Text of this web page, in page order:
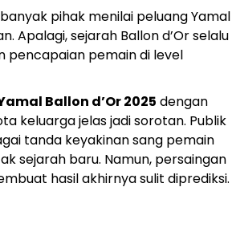
pihak menilai peluang Yamal
Apalagi, sejarah Ballon d’Or selalu
pemain di level
Ballon d’Or 2025 dengan
keluarga jelas jadi sorotan. Publik
tanda keyakinan sang pemain
sejarah baru. Namun, persaingan
hasil akhirnya sulit diprediksi.